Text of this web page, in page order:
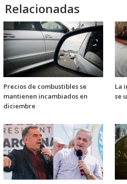
Relacionadas
Precios de combustibles se
mantienen incambiados en
diciembre
La
se